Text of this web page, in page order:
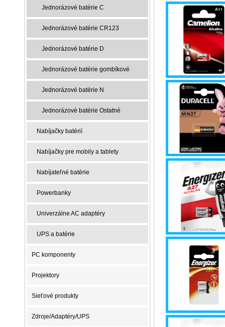
Jednorázové batérie C
Jednorázové batérie CR123
Jednorázové batérie D
Jednorázové batérie gombíkové
Jednorázové batérie N
Jednorázové batérie Ostatné
Nabíjačky batérií
Nabíjačky pre mobily a tablety
Nabíjateľné batérie
Powerbanky
Univerzálne AC adaptéry
UPS a batérie
PC komponenty
Projektory
Sieťové produkty
Zdroje/Adaptéry/UPS